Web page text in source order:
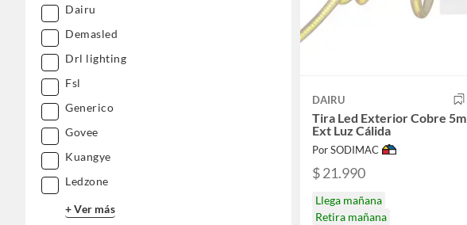
Dairu
Demasled
Drl lighting
Fsl
Generico
Govee
Kuangye
Ledzone
+ Ver más
DAIRU
Tira Led Exterior Cobre 5m
Ext Luz Cálida
Por SODIMAC
$ 21.990
Llega mañana
Retira mañana